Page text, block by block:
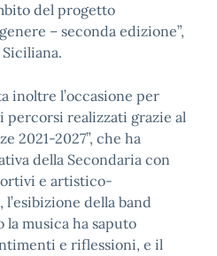
del progetto
– seconda edizione”,
inoltre l’occasione per
realizzati grazie al
2021-2027”, che ha
della Secondaria con
e artistico-
della band
la musica ha saputo
e riflessioni, e il